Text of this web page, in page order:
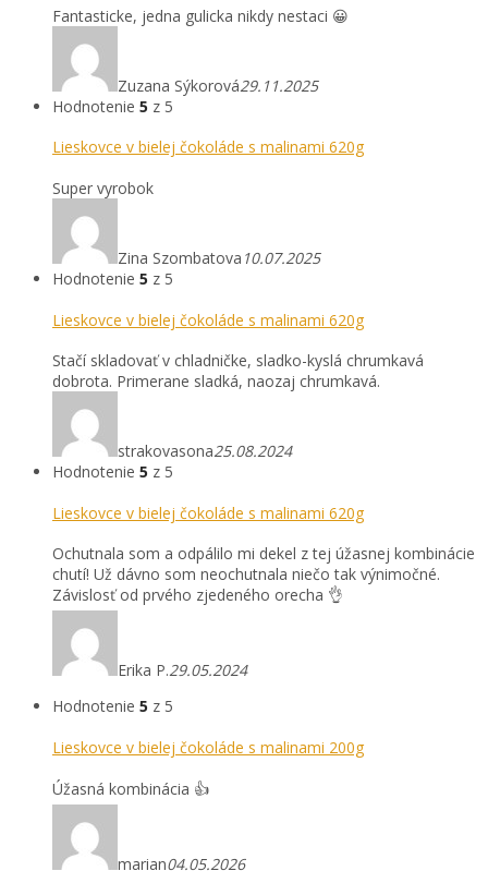
Fantasticke, jedna gulicka nikdy nestaci 😀
Zuzana Sýkorová29.11.2025
Hodnotenie 5 z 5
Lieskovce v bielej čokoláde s malinami 620g
Super vyrobok
Zina Szombatova 10.07.2025
Hodnotenie 5 z 5
Lieskovce v bielej čokoláde s malinami 620g
Stačí skladovať v chladničke, sladko-kyslá chrumkavá
dobrota. Primerane sladká, naozaj chrumkavá.
strakovasona25.08.2024
Hodnotenie 5 z 5
Lieskovce v bielej čokoláde s malinami 620g
Ochutnala som a odpálilo mi dekel z tej úžasnej kombinácie
chutí! Už dávno som neochutnala niečo tak výnimočné.
Závislosť od prvého zjedeného orecha 👌
Erika P.29.05.2024
Hodnotenie 5 z 5
Lieskovce v bielej čokoláde s malinami 200g
Úžasná kombinácia 👍
marian04.05.2026